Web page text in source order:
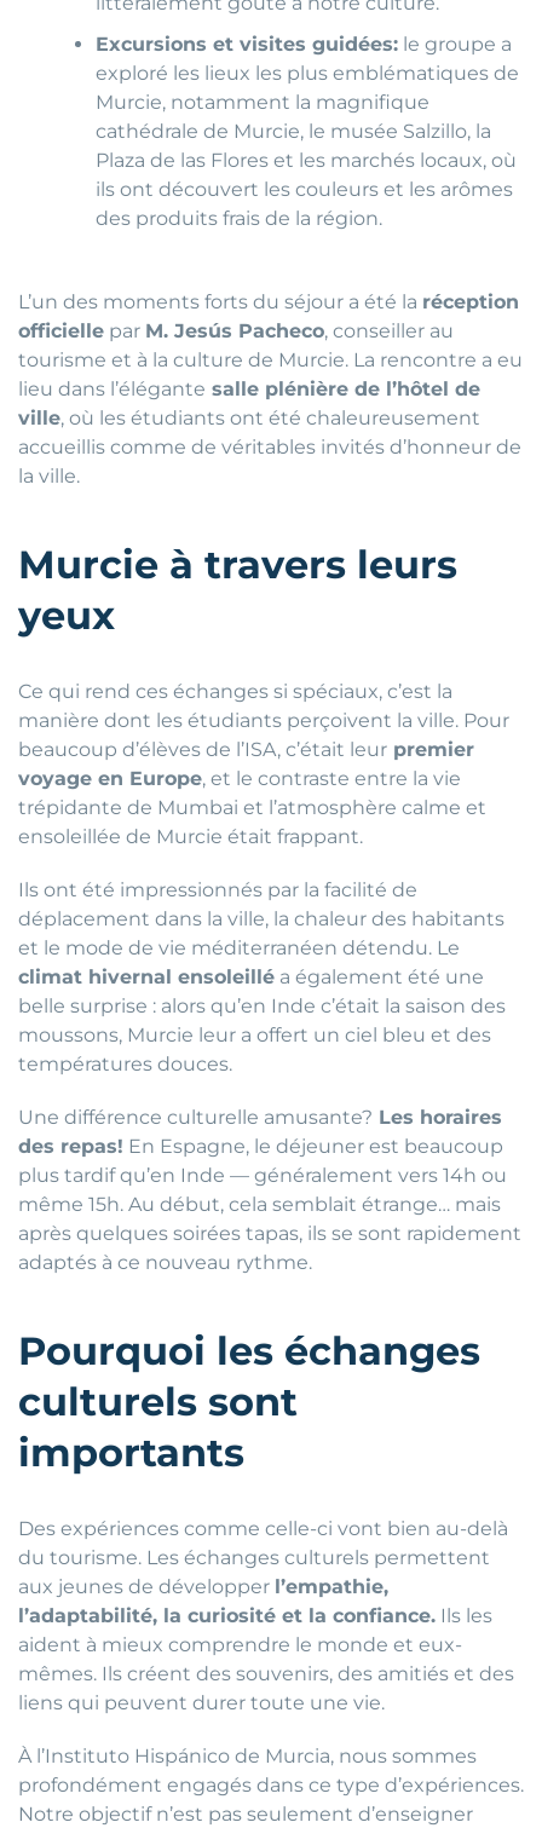
Excursions et visites guidées: le groupe a
exploré les lieux les plus emblématiques de
Murcie, notamment la magnifique
cathédrale de Murcie, le musée Salzillo, la
Plaza de las Flores et les marchés locaux, où
ils ont découvert les couleurs et les arômes
des produits frais de la région.
L’un des moments forts du séjour a été la réception
officielle par M. Jesús Pacheco, conseiller au
tourisme et à la culture de Murcie. La rencontre a eu
lieu dans l’élégante salle plénière de l’hôtel de
ville, où les étudiants ont été chaleureusement
accueillis comme de véritables invités d’honneur de
la ville.
Murcie à travers leurs
yeux
Ce qui rend ces échanges si spéciaux, c’est la
manière dont les étudiants perçoivent la ville. Pour
beaucoup d’élèves de l’ISA, c’était leur premier
voyage en Europe, et le contraste entre la vie
trépidante de Mumbai et l’atmosphère calme et
ensoleillée de Murcie était frappant.
Ils ont été impressionnés par la facilité de
déplacement dans la ville, la chaleur des habitants
et le mode de vie méditerranéen détendu. Le
climat hivernal ensoleillé a également été une
belle surprise : alors qu’en Inde c’était la saison des
moussons, Murcie leur a offert un ciel bleu et des
températures douces.
Une différence culturelle amusante? Les horaires
des repas! En Espagne, le déjeuner est beaucoup
plus tardif qu’en Inde — généralement vers 14h ou
même 15h. Au début, cela semblait étrange… mais
après quelques soirées tapas, ils se sont rapidement
adaptés à ce nouveau rythme.
Pourquoi les échanges
culturels sont
importants
Des expériences comme celle-ci vont bien au-delà
du tourisme. Les échanges culturels permettent
aux jeunes de développer l’empathie,
l’adaptabilité, la curiosité et la confiance. Ils les
aident à mieux comprendre le monde et eux-
mêmes. Ils créent des souvenirs, des amitiés et des
liens qui peuvent durer toute une vie.
À l’Instituto Hispánico de Murcia, nous sommes
profondément engagés dans ce type d’expériences.
Notre objectif n’est pas seulement d’enseigner